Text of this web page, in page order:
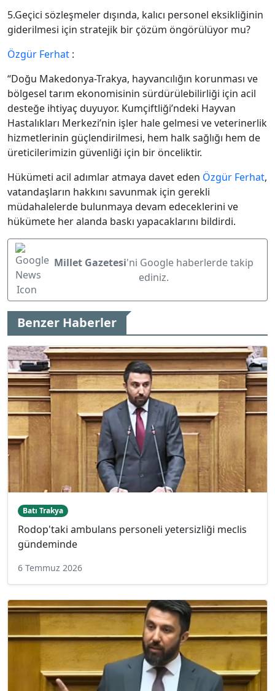
5.Geçici sözleşmeler dışında, kalıcı personel eksikliğinin
giderilmesi için stratejik bir çözüm öngörülüyor mu?
Özgür Ferhat :
“Doğu Makedonya-Trakya, hayvancılığın korunması ve
bölgesel tarım ekonomisinin sürdürülebilirliği için acil
desteğe ihtiyaç duyuyor. Kumçiftliği’ndeki Hayvan
Hastalıkları Merkezi’nin işler hale gelmesi ve veterinerlik
hizmetlerinin güçlendirilmesi, hem halk sağlığı hem de
üreticilerimizin güvenliği için bir önceliktir.
Hükümeti acil adımlar atmaya davet eden Özgür Ferhat,
vatandaşların hakkını savunmak için gerekli
müdahalelerde bulunmaya devam edeceklerini ve
hükümete her alanda baskı yapacaklarını bildirdi.
Millet Gazetesi'ni Google haberlerde takip
ediniz.
Benzer Haberler
Batı Trakya
Rodop'taki ambulans personeli yetersizliği meclis
gündeminde
6 Temmuz 2026